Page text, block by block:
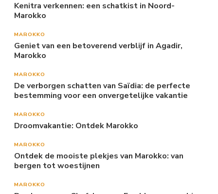
Kenitra verkennen: een schatkist in Noord-
Marokko
MAROKKO
Geniet van een betoverend verblijf in Agadir,
Marokko
MAROKKO
De verborgen schatten van Saïdia: de perfecte
bestemming voor een onvergetelijke vakantie
MAROKKO
Droomvakantie: Ontdek Marokko
MAROKKO
Ontdek de mooiste plekjes van Marokko: van
bergen tot woestijnen
MAROKKO